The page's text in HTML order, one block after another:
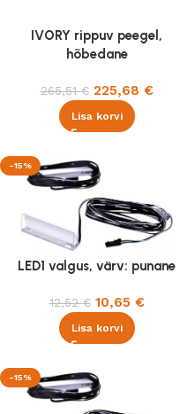
IVORY rippuv peegel,
hõbedane
265,51€ 225,68 €
Lisa korvi
-15%
LED1 valgus, värv: punane
12,52€ 10,65 €
Lisa korvi
-15%